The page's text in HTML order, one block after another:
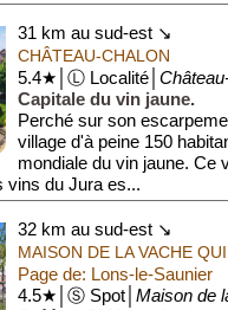
31 km au sud-est ↘
CHÂTEAU-CHALON
5.4★│Ⓛ Localité│
Capitale du vin jaune.
Perché sur son
village d'à peine 150
mondiale du vin jaune. Ce
vins du Jura es...
32 km au sud-est ↘
MAISON DE LA VACHE
Page de: Lons-le-Saunier
4.5★│Ⓢ Spot│ Maison de